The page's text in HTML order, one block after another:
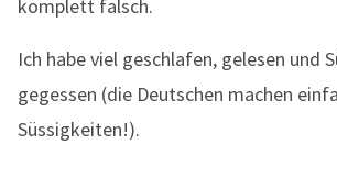
komplett falsch.
Ich habe viel geschlafen, gelesen und
gegessen (die Deutschen machen
Süssigkeiten!).